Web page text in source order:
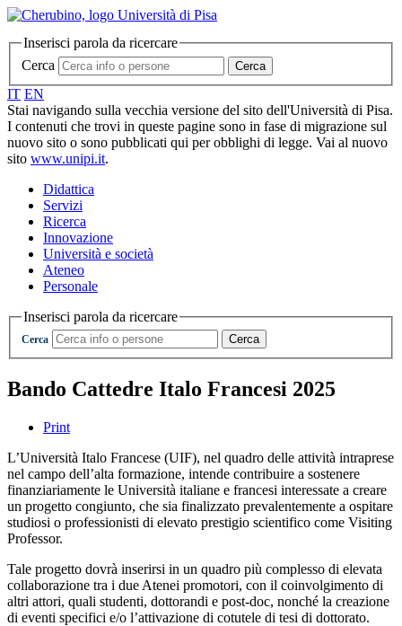
Inserisci parola da ricercare
Cerca
Cerca
IT EN
Stai navigando sulla vecchia versione del sito dell'Università di Pisa.
I contenuti che trovi in queste pagine sono in fase di migrazione sul
nuovo sito o sono pubblicati qui per obblighi di legge. Vai al nuovo
sito www.unipi.it.
Didattica
Servizi
Ricerca
Innovazione
Università e società
Ateneo
Personale
Inserisci parola da ricercare
Cerca Cerca
Bando Cattedre Italo Francesi 2025
Print
L’Università Italo Francese (UIF), nel quadro delle attività intraprese
nel campo dell’alta formazione, intende contribuire a sostenere
finanziariamente le Università italiane e francesi interessate a creare
un progetto congiunto, che sia finalizzato prevalentemente a ospitare
studiosi o professionisti di elevato prestigio scientifico come Visiting
Professor.
Tale progetto dovrà inserirsi in un quadro più complesso di elevata
collaborazione tra i due Atenei promotori, con il coinvolgimento di
altri attori, quali studenti, dottorandi e post-doc, nonché la creazione
di eventi specifici e/o l’attivazione di cotutele di tesi di dottorato.